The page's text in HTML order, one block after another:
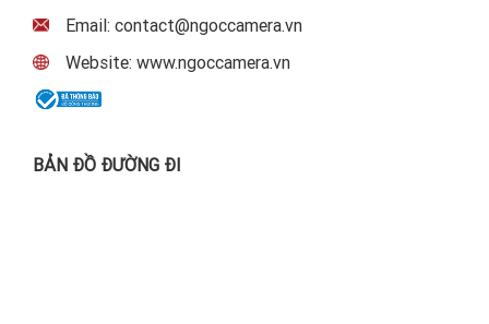
Email: contact@ngoccamera.vn
Website: www.ngoccamera.vn
BẢN ĐỒ ĐƯỜNG ĐI